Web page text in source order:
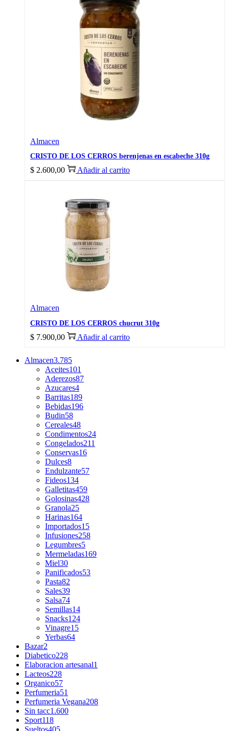
Almacen
CRISTO DE LOS CERROS berenjenas en escabeche 310g
$ 2.600,00 Añadir al carrito
Almacen
CRISTO DE LOS CERROS chucrut 310g
$ 7.900,00 Añadir al carrito
Almacen3.785
Aceites101
Aderezos87
Azucares4
Barritas189
Bebidas196
Budin58
Cereales48
Condimentos24
Congelados211
Conservas16
Dulces8
Endulzante57
Fideos134
Galletitas459
Golosinas428
Granola25
Harinas164
Importados15
Infusiones258
Legumbres5
Mermeladas169
Miel30
Panificados53
Pasta82
Sales39
Salsa74
Semillas14
Snacks124
Vinagre15
Yerbas64
Bazar2
Diabetico228
Elaboracion artesanal1
Lacteos228
Organico57
Perfumeria51
Perfumeria Vegana208
Sin tacc1.600
Sport118
Sueltos405